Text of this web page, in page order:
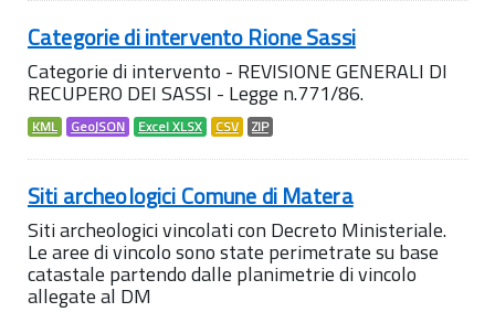
Categorie di intervento Rione Sassi
Categorie di intervento - REVISIONE GENERALI DI
RECUPERO DEI SASSI - Legge n.771/86.
KML GeoJSON Excel XLSX CSV ZIP
Siti archeologici Comune di Matera
Siti archeologici vincolati con Decreto Ministeriale.
Le aree di vincolo sono state perimetrate su base
catastale partendo dalle planimetrie di vincolo
allegate al DM